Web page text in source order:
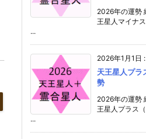
2026年の運勢
王星人マイナ
...
2026年1月1日 :
天王星人プ
勢
2026年の運勢
王星人プラス
...